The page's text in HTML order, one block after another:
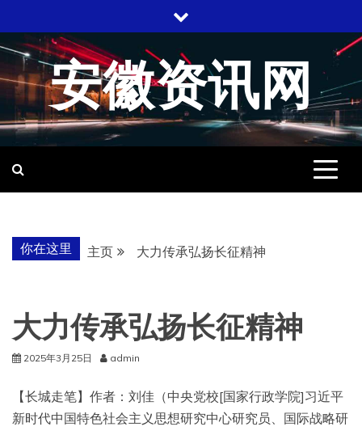
至
内
容
安徽资讯网
你在这里 主页 大力传承弘扬长征精神
大力传承弘扬长征精神
2025年3月25日 admin
【长城走笔】作者：刘佳（中央党校[国家行政学院]习近平
新时代中国特色社会主义思想研究中心研究员、国际战略研